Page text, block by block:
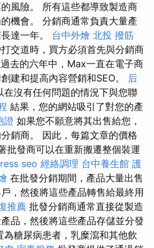
風險。 所有這些都導致製造商
機會。 分銷商通常負責大量產
達一年。 台中外燴 北投 撥筋
交道時，買方必須首先與分銷商
去的六年中，Max一直在電子商
建和提高內容營銷和SEO。 后
在沒有任何問題的情況下與您聯
結果，您的網站吸引了對您的產
證 如果您不願意將其出售給您，
銷商。 因此，每篇文章的價格
批發商可以在重新搬遷整個裝運
seo 經絡調理 台中養生館 護
在批發分銷期間，產品大量出售
，然後將這些產品轉售給最終用
推薦 批發分銷商通常直接從製造
品，然後將這些產品存儲並分發
糖尿病患者，乳糜瀉和其他飲